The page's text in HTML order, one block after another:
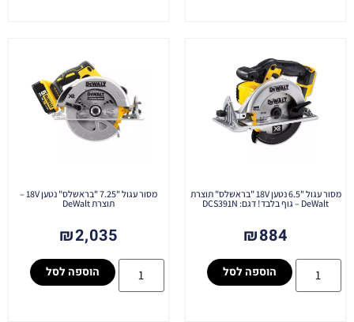
מסור עגול "6.5 נטען 18V "בראשלס" תוצרת
DeWalt – גוף בלבד! דגם: DCS391N
₪884
הוספה לסל
מסור עגול "7.25 "בראשלס" נטען 18V –
תוצרת DeWalt
₪2,035
הוספה לסל